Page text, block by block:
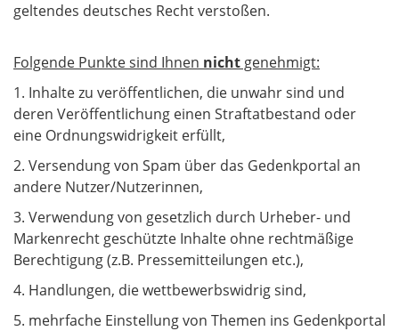
geltendes deutsches Recht verstoßen.
Folgende Punkte sind Ihnen nicht genehmigt:
1. Inhalte zu veröffentlichen, die unwahr sind und
deren Veröffentlichung einen Straftatbestand oder
eine Ordnungswidrigkeit erfüllt,
2. Versendung von Spam über das Gedenkportal an
andere Nutzer/Nutzerinnen,
3. Verwendung von gesetzlich durch Urheber- und
Markenrecht geschützte Inhalte ohne rechtmäßige
Berechtigung (z.B. Pressemitteilungen etc.),
4. Handlungen, die wettbewerbswidrig sind,
5. mehrfache Einstellung von Themen ins Gedenkportal